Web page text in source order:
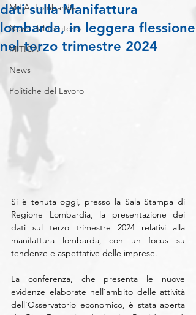
M.I.A. Lombardia
News dal territorio
MITICA
News
Politiche del Lavoro
dati sulla Manifattura
lombarda, in leggera flessione
nel terzo trimestre 2024
Si è tenuta oggi, presso la Sala Stampa di
Regione Lombardia, la presentazione dei
dati sul terzo trimestre 2024 relativi alla
manifattura lombarda, con un focus su
tendenze e aspettative delle imprese.
La conferenza, che presenta le nuove
evidenze elaborate nell'ambito delle attività
dell'Osservatorio economico, è stata aperta